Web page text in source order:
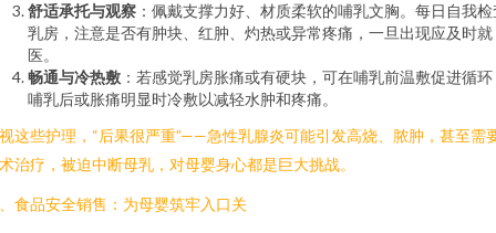
舒适承托与观察 ：佩戴支撑力好、材质柔软的哺乳文胸。每日自我检
乳房，注意是否有肿块、红肿、灼热或异常疼痛，一旦出现应及时就
医。
畅通与冷热敷 ：若感觉乳房胀痛或有硬块，可在哺乳前温敷促进循环
哺乳后或胀痛明显时冷敷以减轻水肿和疼痛。
这些护理，“后果很严重”——急性乳腺炎可能引发高烧、脓肿，甚至需
治疗，被迫中断母乳，对母婴身心都是巨大挑战。
食品安全销售：为母婴筑牢入口关